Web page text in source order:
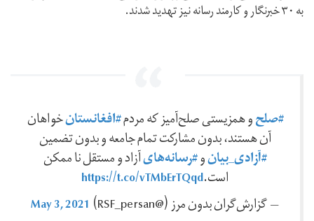
به ۳۰ خبرنگار و کارمند رسانه نیز تهدید شدند.
#صلحو همزیستی صلح‌آمیز که مردم#افغانستانخواهان
آن هستند، بدون مشارکت تمام جامعه و بدون تضمین
#آزادی_بیانو#رسانه‌هایآزاد و مستقل نا ممکن
است.https://t.co/vTMbErTQqd
— گزارش‌‌گران بدون مرز (@RSF_persan) May 3, 2021